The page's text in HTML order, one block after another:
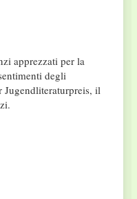
apprezzati per la
degli
il